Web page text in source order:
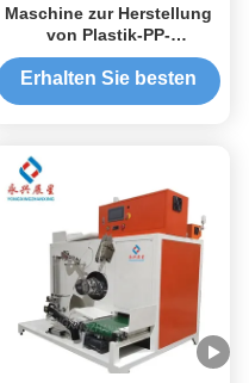
Maschine zur Herstellung
von Plastik-PP-
Streifenrollen mit einer
Schraube von 110 mm
Erhalten Sie besten